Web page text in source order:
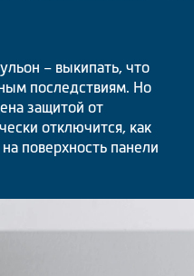
– выкипать, что
последствиям. Но
защитой от
отключится, как
поверхность панели